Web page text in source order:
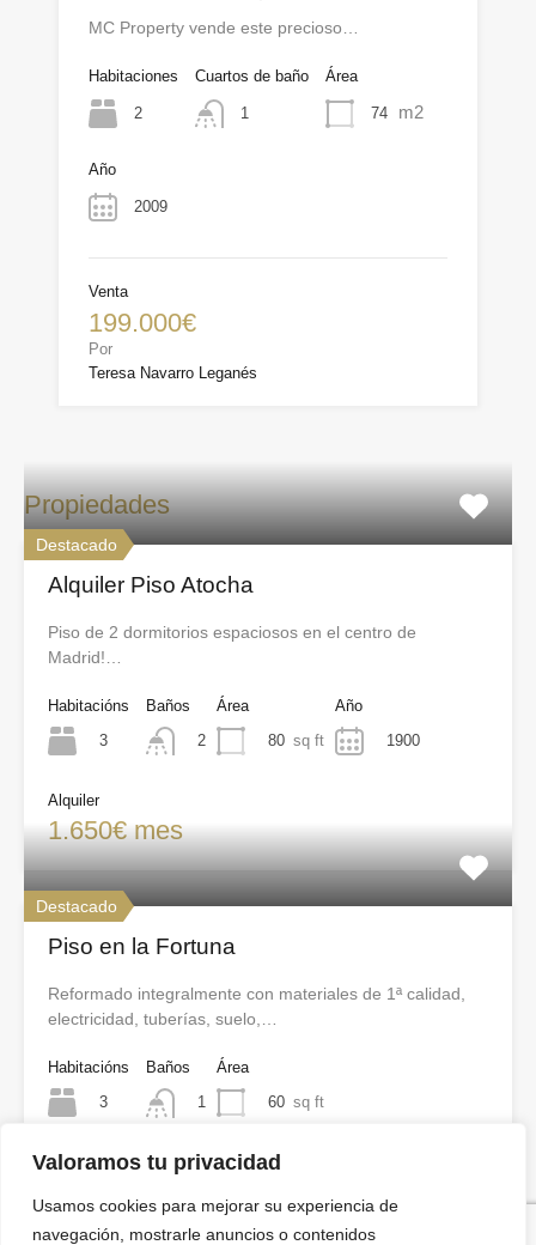
Valoramos tu privacidad
Usamos cookies para mejorar su experiencia de
navegación, mostrarle anuncios o contenidos
MC Property vende este precioso…
Habitaciones
2
Cuartos de baño
1
Área
74 m2
Año
2009
Venta
199.000€
Por
Teresa Navarro Leganés
Propiedades
Destacado
Alquiler Piso Atocha
Piso de 2 dormitorios espaciosos en el centro de
Madrid!…
Habitacións
3
Baños
2
Área
80 sq ft
Año
1900
Alquiler
1.650€ mes
Destacado
Piso en la Fortuna
Reformado integralmente con materiales de 1ª calidad,
electricidad, tuberías, suelo,…
Habitacións
3
Baños
1
Área
60 sq ft
Venta
130.000€